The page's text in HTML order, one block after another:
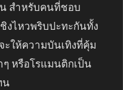
สำหรับคนที่ชอบ
งไหวพริบปะทะกันทั้ง
ะให้ความบันเทิงที่คุ้ม
ๆ หรือโรแมนติกเป็น
น